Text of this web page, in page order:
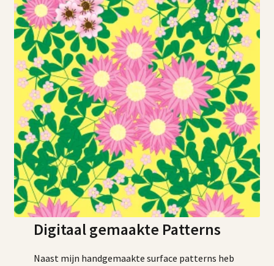
Digitaal gemaakte Patterns
Naast mijn handgemaakte surface patterns heb